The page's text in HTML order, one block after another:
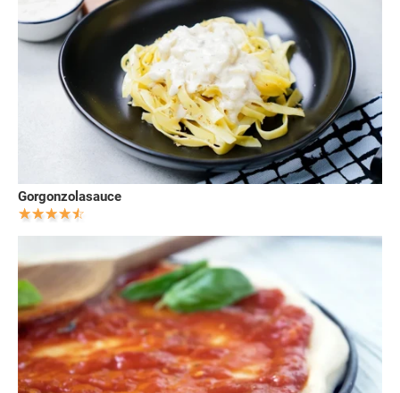
Gorgonzolasauce